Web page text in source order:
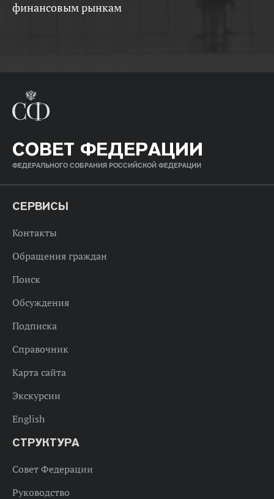
финансовым рынкам
СОВЕТ ФЕДЕРАЦИИ
ФЕДЕРАЛЬНОГО СОБРАНИЯ РОССИЙСКОЙ ФЕДЕРАЦИИ
СЕРВИСЫ
Контакты
Обращения граждан
Поиск
Обсуждения
Подписка
Справочник
Карта сайта
Экскурсии
English
СТРУКТУРА
Совет Федерации
Руководство